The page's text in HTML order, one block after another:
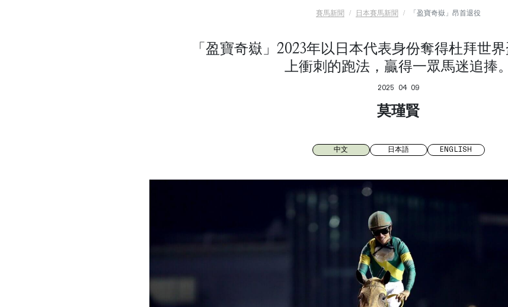
賽馬新聞 日本賽馬新聞 「盈寶奇嶽」昂首退役
「盈寶奇嶽」2023年以日本代表身份奪得杜拜世
上衝刺的跑法，贏得一眾馬迷追捧。
2025 04 09
莫瑾賢
中文 日本語 ENGLISH